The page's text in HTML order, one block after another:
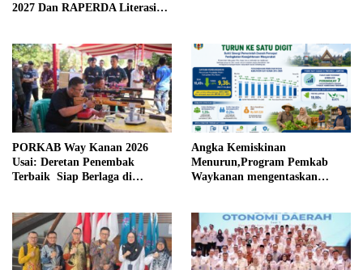
2027 Dan RAPERDA Literasi
PORKAB Way Kanan 2026
Usai: Deretan Penembak
Terbaik Siap Berlaga di
Angka Kemiskinan
Menurun,Program Pemkab
Waykanan mengentaskan